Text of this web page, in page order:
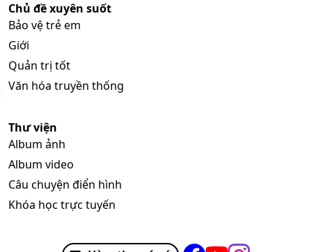
Chủ đề xuyên suốt
Bảo vệ trẻ em
Giới
Quản trị tốt
Văn hóa truyền thống
Thư viện
Album ảnh
Album video
Câu chuyện điển hình
Khóa học trực tuyến